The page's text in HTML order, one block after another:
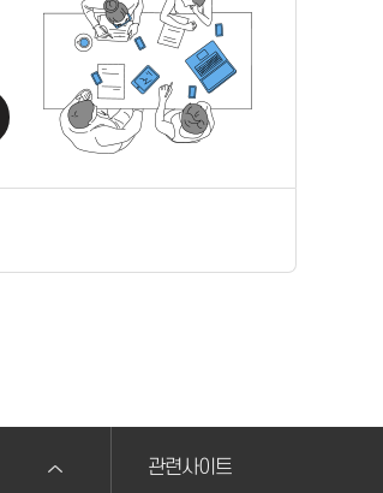
관련사이트